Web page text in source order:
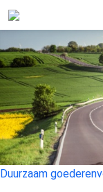
Duurzaam